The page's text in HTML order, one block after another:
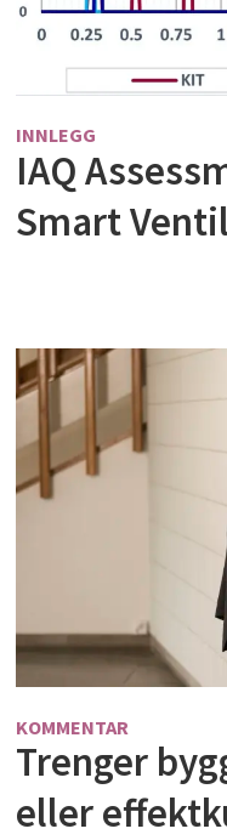
INNLEGG
IAQ
Smart
KOMMENTAR
Trenger
eller